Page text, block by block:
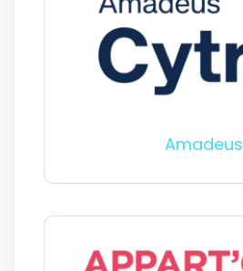
Amadeus